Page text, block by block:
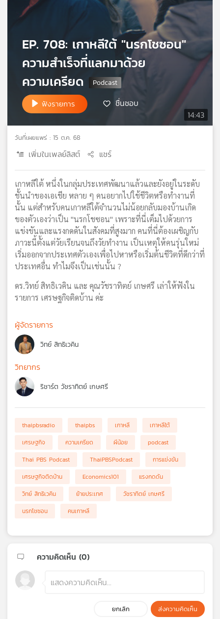
เครือ
วิทยุ
เครือ
ข่าย
14:43
EP. 708: เกาหลีใต้ "นรกโชซอน"
ความสำเร็จที่แลกมาด้วย
ความเครียด
ฟังรายการ ชื่นชอบ
วันที่เผยแพร่ : 15 ต.ค. 68
เพิ่มในเพลย์ลิสต์ แชร์
เกาหลีใต้ หนึ่งในกลุ่มประเทศพัฒนาแล้วและยังอยู่ในระดับ
ชั้นนำของเอเชีย หลาย ๆ คนอยากไปใช้ชีวิตหรือทำงานที่
นั้น แต่สำหรับคนเกาหลีใต้จำนวนไม่น้อยกลับมองบ้านเกิด
ของตัวเองว่าเป็น "นรกโชซอน" เพราะที่นี่เต็มไปด้วยการ
แข่งขันและแรงกดดันในสังคมที่สูงมาก คนที่นี่ต้องเผชิญกับ
ภาวะนี้ตั้งแต่วัยเรียนจนถึงวัยทำงาน เป็นเหตุให้คนรุ่นใหม่
เริ่มออกจากประเทศตัวเองเพื่อไปหาหรือเริ่มต้นชีวิตที่ดีกว่าที่
ประเทศอื่น ทำไมจึงเป็นเช่นนั้น ?
ดร.วิทย์ สิทธิเวคิน และ คุณวัชราทิตย์ เกษศรี เล่าให้ฟังใน
รายการ เศรษฐกิจติดบ้าน ค่ะ
ผู้จัดรายการ
วิทย์ สิทธิเวคิน
วิทยากร
ริชาร์ต วัชราทิตย์ เกษศรี
thaipbsradio thaipbs เกาหลี
เกาหลีใต้
เศรษฐกิจ
ความเครียด ผีน้อย
podcast
Thai PBS Podcast
ThaiPBSPodcast
การแข่งขัน
เศรษฐกิจติดบ้าน
Economics101
แรงกดดัน
วิทย์ สิทธิเวคิน
ย้ายประเทศ
วัชราทิตย์ เกษศรี
นรกโชซอน
คนเกาหลี
ความคิดเห็น (0)
ยกเลิก ส่งความคิดเห็น